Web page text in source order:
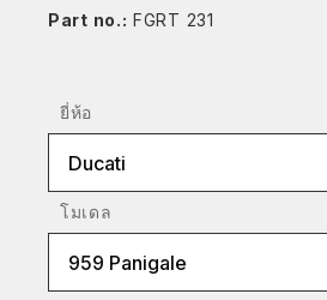
Part no.: FGRT 231
ยี่ห้อ
Ducati
โมเดล
959 Panigale